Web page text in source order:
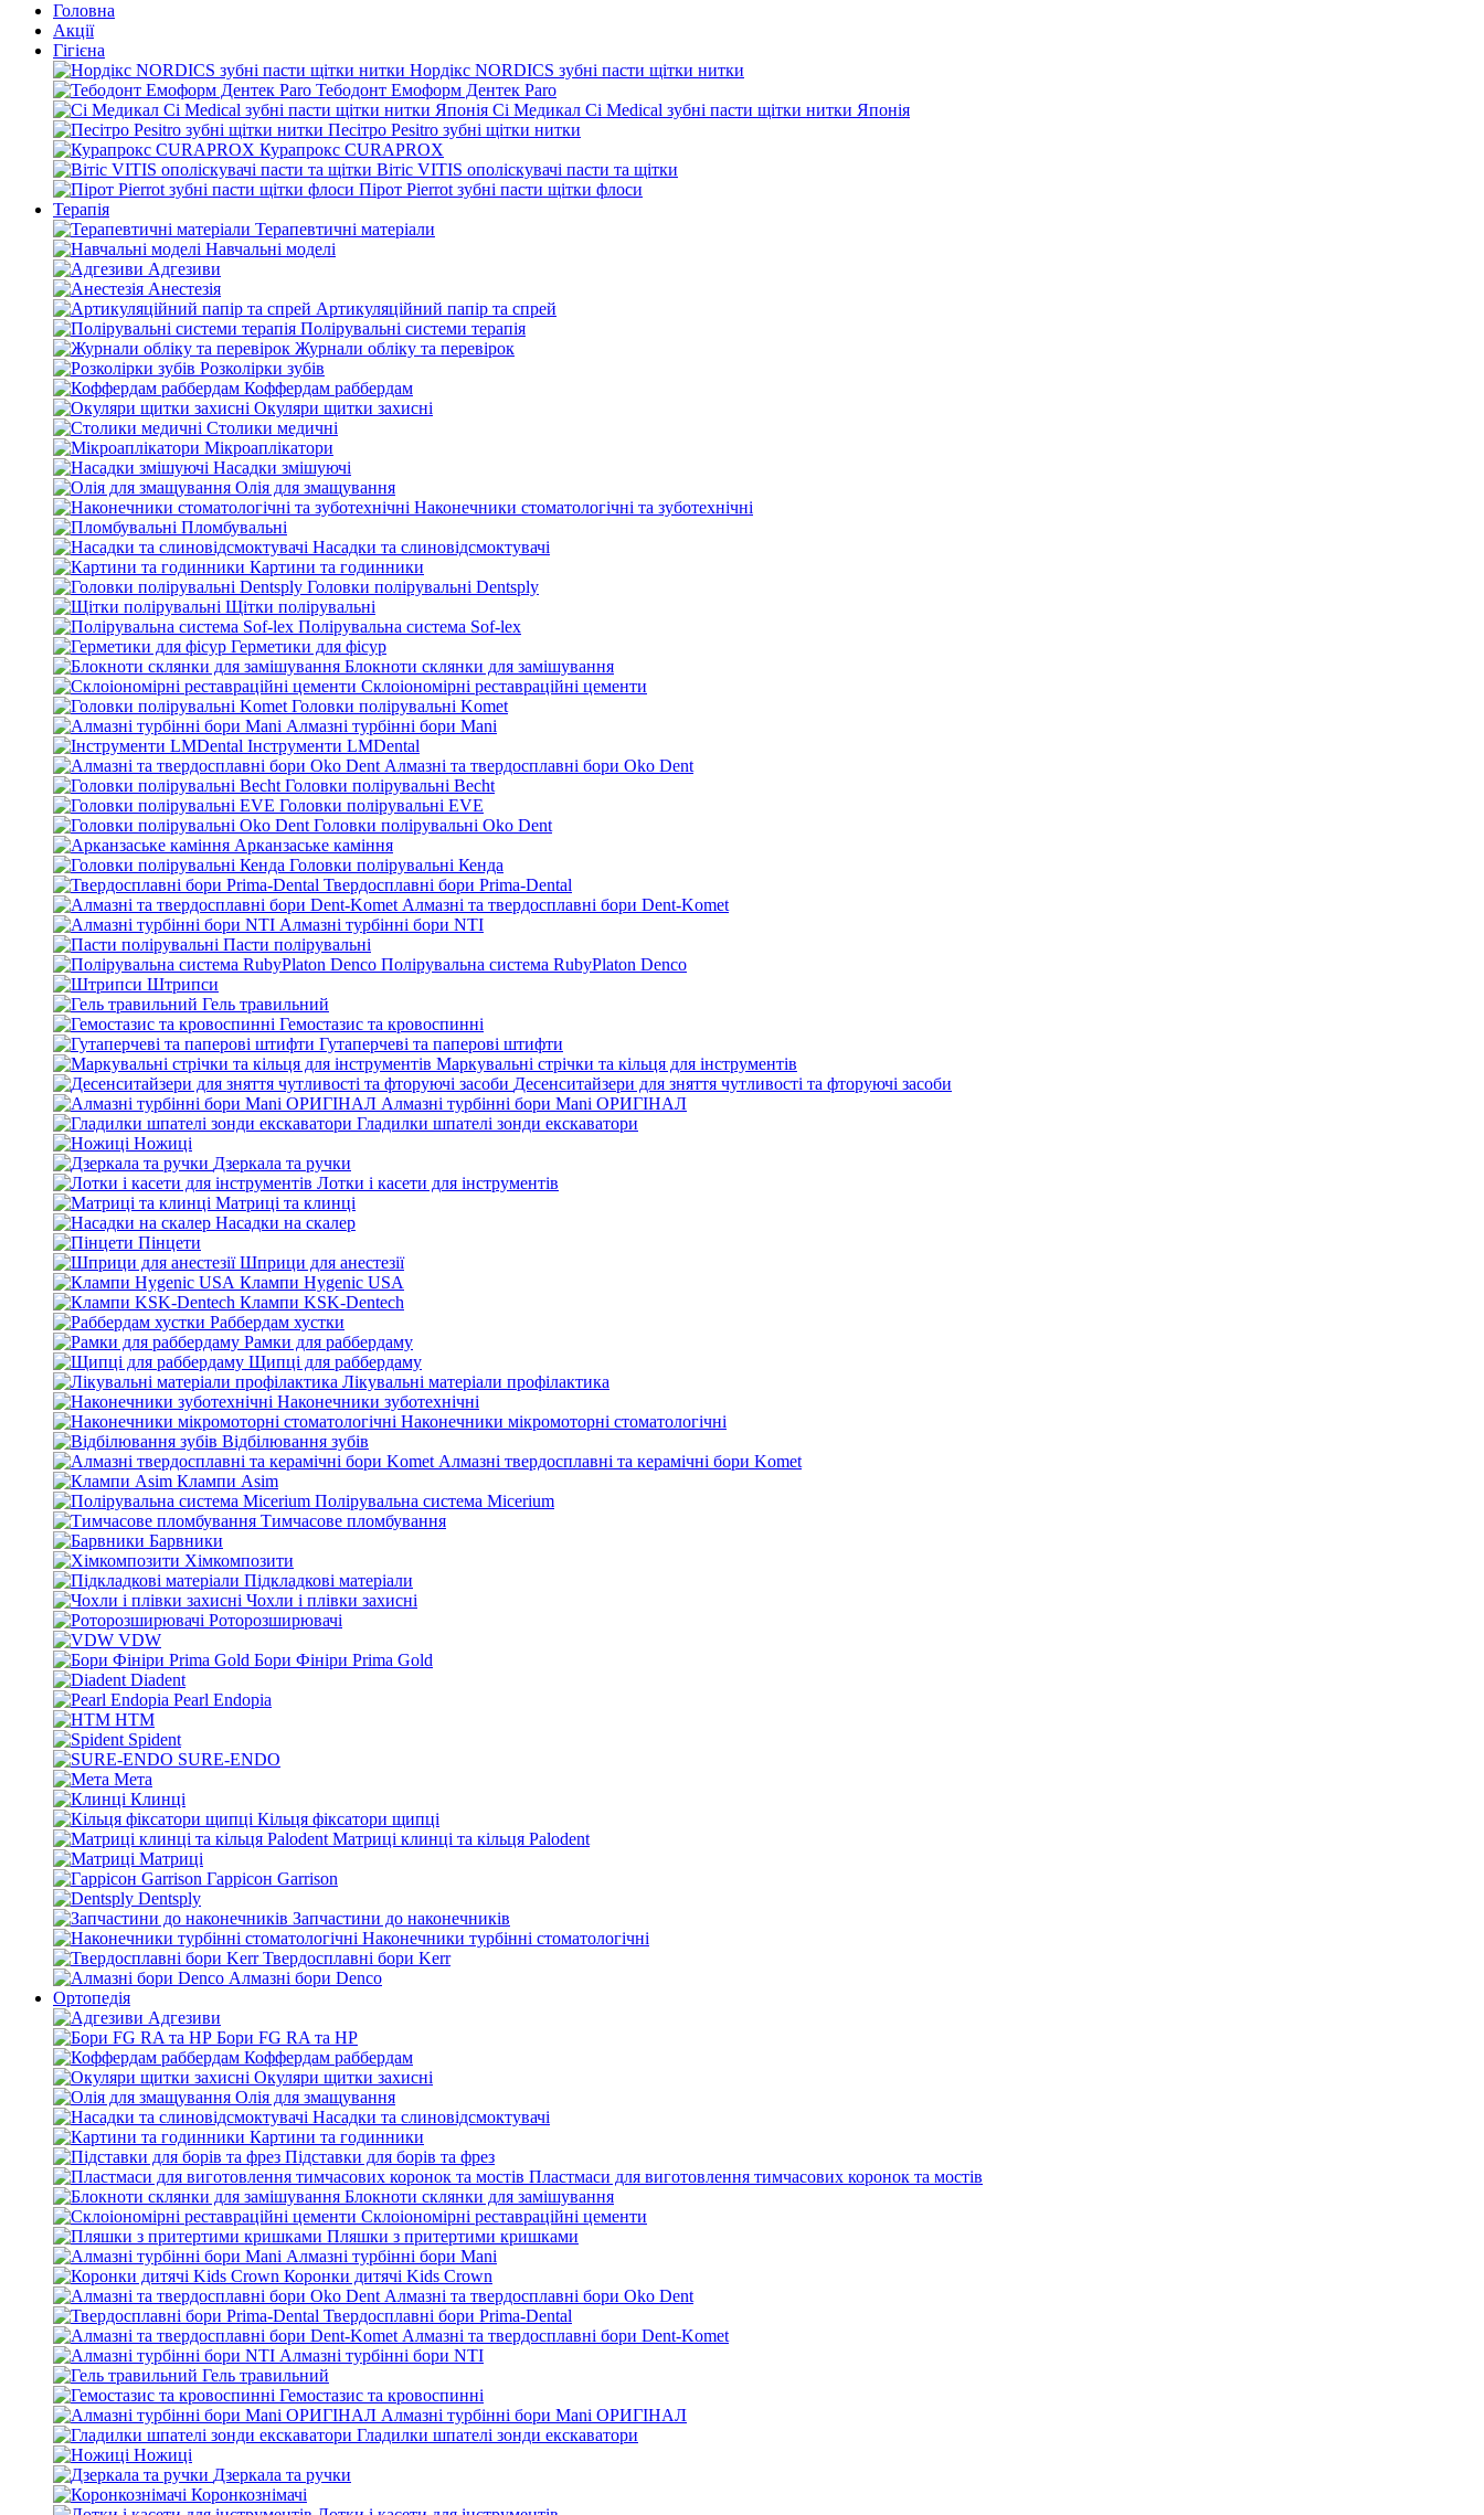
Головна
Акції
Гігієна
Нордікс NORDICS зубні пасти щітки нитки
Тебодонт Емоформ Дентек Paro
Сі Медикал Ci Medical зубні пасти щітки нитки Японія
Песітро Pesitro зубні щітки нитки
Курапрокс CURAPROX
Вітіс VITIS ополіскувачі пасти та щітки
Пірот Pierrot зубні пасти щітки флоси
Терапія
Терапевтичні матеріали
Навчальні моделі
Адгезиви
Анестезія
Артикуляційний папір та спрей
Полірувальні системи терапія
Журнали обліку та перевірок
Розколірки зубів
Коффердам раббердам
Окуляри щитки захисні
Столики медичні
Мікроаплікатори
Насадки змішуючі
Олія для змащування
Наконечники стоматологічні та зуботехнічні
Пломбувальні
Насадки та слиновідсмоктувачі
Картини та годинники
Головки полірувальні Dentsply
Щітки полірувальні
Полірувальна система Sof-lex
Герметики для фісур
Блокноти склянки для замішування
Склоіономірні реставраційні цементи
Головки полірувальні Komet
Алмазні турбінні бори Mani
Інструменти LMDental
Алмазні та твердосплавні бори Oko Dent
Головки полірувальні Becht
Головки полірувальні EVE
Головки полірувальні Oko Dent
Арканзаське каміння
Головки полірувальні Кенда
Твердосплавні бори Prima-Dental
Алмазні та твердосплавні бори Dent-Komet
Алмазні турбінні бори NTI
Пасти полірувальні
Полірувальна система RubyPlaton Denco
Штрипси
Гель травильний
Гемостазис та кровоспинні
Гутаперчеві та паперові штифти
Маркувальні стрічки та кільця для інструментів
Десенситайзери для зняття чутливості та фторуючі засоби
Алмазні турбінні бори Mani ОРИГІНАЛ
Гладилки шпателі зонди екскаватори
Ножиці
Дзеркала та ручки
Лотки і касети для інструментів
Матриці та клинці
Насадки на скалер
Пінцети
Шприци для анестезії
Клампи Hygenic USA
Клампи KSK-Dentech
Раббердам хустки
Рамки для раббердаму
Щипці для раббердаму
Лікувальні матеріали профілактика
Наконечники зуботехнічні
Наконечники мікромоторні стоматологічні
Відбілювання зубів
Алмазні твердосплавні та керамічні бори Komet
Клампи Asim
Полірувальна система Micerium
Тимчасове пломбування
Барвники
Хімкомпозити
Підкладкові матеріали
Чохли і плівки захисні
Роторозширювачі
VDW
Бори Фініри Prima Gold
Diadent
Pearl Endopia
HTM
Spident
SURE-ENDO
Мета
Клинці
Кільця фіксатори щипці
Матриці клинці та кільця Palodent
Матриці
Гаррісон Garrison
Dentsply
Запчастини до наконечників
Наконечники турбінні стоматологічні
Твердосплавні бори Kerr
Алмазні бори Denco
Ортопедія
Адгезиви
Бори FG RA та HP
Коффердам раббердам
Окуляри щитки захисні
Олія для змащування
Насадки та слиновідсмоктувачі
Картини та годинники
Підставки для борів та фрез
Пластмаси для виготовлення тимчасових коронок та мостів
Блокноти склянки для замішування
Склоіономірні реставраційні цементи
Пляшки з притертими кришками
Алмазні турбінні бори Mani
Коронки дитячі Kids Crown
Алмазні та твердосплавні бори Oko Dent
Твердосплавні бори Prima-Dental
Алмазні та твердосплавні бори Dent-Komet
Алмазні турбінні бори NTI
Гель травильний
Гемостазис та кровоспинні
Алмазні турбінні бори Mani ОРИГІНАЛ
Гладилки шпателі зонди екскаватори
Ножиці
Дзеркала та ручки
Коронкознімачі